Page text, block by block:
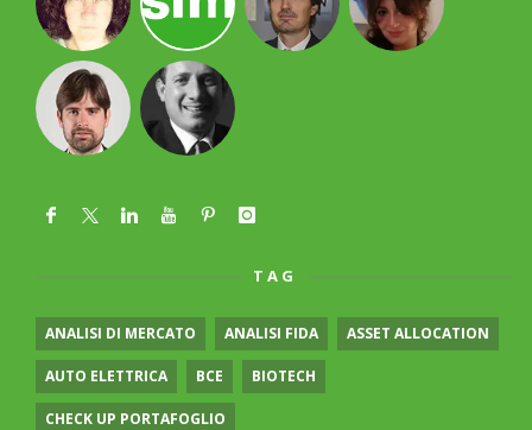
TAG
ANALISI DI MERCATO ANALISI FIDA ASSET ALLOCATION
AUTO ELETTRICA BCE BIOTECH
CHECK UP PORTAFOGLIO